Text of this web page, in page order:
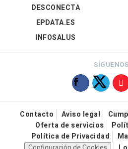
DESCONECTA
EPDATA.ES
INFOSALUS
SÍGUENOS
Contacto Aviso legal
Oferta de servicios
Política de Privacidad